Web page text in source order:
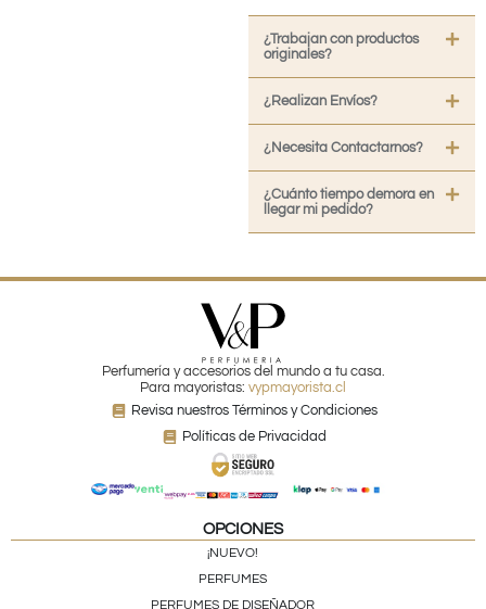
¿Trabajan con productos
originales?
¿Realizan Envíos?
¿Necesita Contactarnos?
¿Cuánto tiempo demora en
llegar mi pedido?
Perfumería y accesorios del mundo a tu casa.
Para mayoristas: vypmayorista.cl
Revisa nuestros Términos y Condiciones
Políticas de Privacidad
OPCIONES
¡NUEVO!
PERFUMES
PERFUMES DE DISEÑADOR